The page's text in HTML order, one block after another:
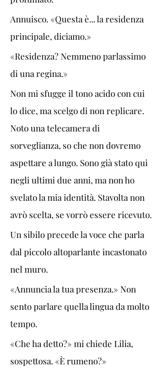
Annuisco. «Questa è... la residenza
principale, diciamo.»
«Residenza? Nemmeno parlassimo
di una regina.»
Non mi sfugge il tono acido con cui
lo dice, ma scelgo di non replicare.
Noto una telecamera di
sorveglianza, so che non dovremo
aspettare a lungo. Sono già stato qui
negli ultimi due anni, ma non ho
svelato la mia identità. Stavolta non
avrò scelta, se vorrò essere ricevuto.
Un sibilo precede la voce che parla
dal piccolo altoparlante incastonato
nel muro.
«Annuncia la tua presenza.» Non
sento parlare quella lingua da molto
tempo.
«Che ha detto?» mi chiede Lilia,
sospettosa. «È rumeno?»